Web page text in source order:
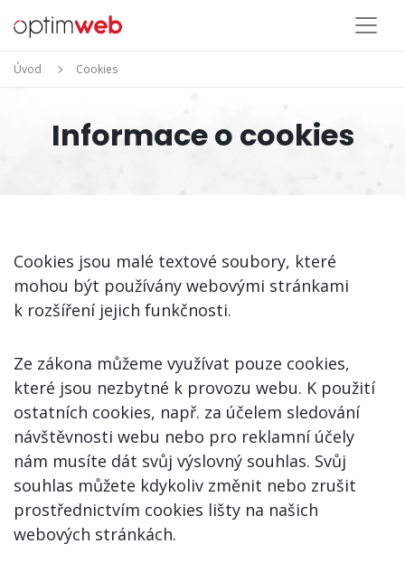
Úvod Cookies
Informace o cookies
Cookies jsou malé textové soubory, které
mohou být používány webovými stránkami
k rozšíření jejich funkčnosti.
Ze zákona můžeme využívat pouze cookies,
které jsou nezbytné k provozu webu. K použití
ostatních cookies, např. za účelem sledování
návštěvnosti webu nebo pro reklamní účely
nám musíte dát svůj výslovný souhlas. Svůj
souhlas můžete kdykoliv změnit nebo zrušit
prostřednictvím cookies lišty na našich
webových stránkách.